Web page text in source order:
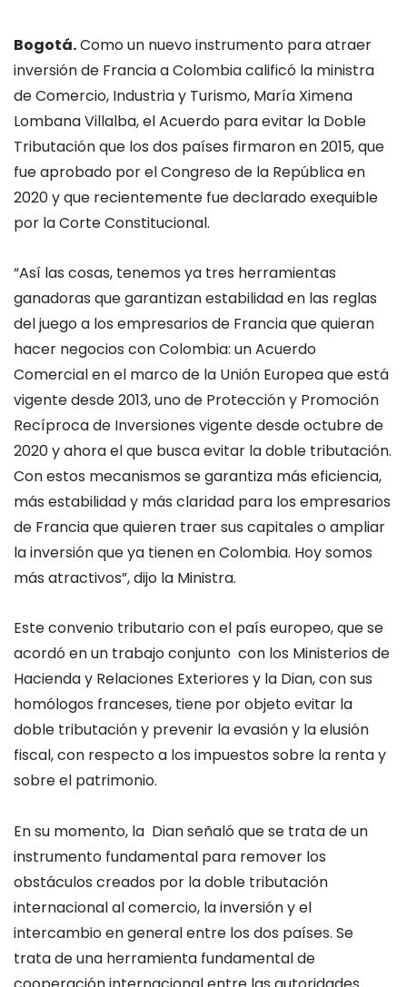
Bogotá.Como un nuevo instrumento para atraer
inversión de Francia a Colombia calificó la ministra
de Comercio, Industria y Turismo, María Ximena
Lombana Villalba, el Acuerdo para evitar la Doble
Tributación que los dos países firmaron en 2015, que
fue aprobado por el Congreso de la República en
2020 y que recientemente fue declarado exequible
por la Corte Constitucional.
“Así las cosas, tenemos ya tres herramientas
ganadoras que garantizan estabilidad en las reglas
del juego a los empresarios de Francia que quieran
hacer negocios con Colombia: un Acuerdo
Comercial en el marco de la Unión Europea que está
vigente desde 2013, uno de Protección y Promoción
Recíproca de Inversiones vigente desde octubre de
2020 y ahora el que busca evitar la doble tributación.
Con estos mecanismos se garantiza más eficiencia,
más estabilidad y más claridad para los empresarios
de Francia que quieren traer sus capitales o ampliar
la inversión que ya tienen en Colombia. Hoy somos
más atractivos”, dijo la Ministra.
Este convenio tributario con el país europeo, que se
acordó en un trabajo conjunto con los Ministerios de
Hacienda y Relaciones Exteriores y la Dian, con sus
homólogos franceses, tiene por objeto evitar la
doble tributación y prevenir la evasión y la elusión
fiscal, con respecto a los impuestos sobre la renta y
sobre el patrimonio.
En su momento, la Dian señaló que se trata de un
instrumento fundamental para remover los
obstáculos creados por la doble tributación
internacional al comercio, la inversión y el
intercambio en general entre los dos países. Se
trata de una herramienta fundamental de